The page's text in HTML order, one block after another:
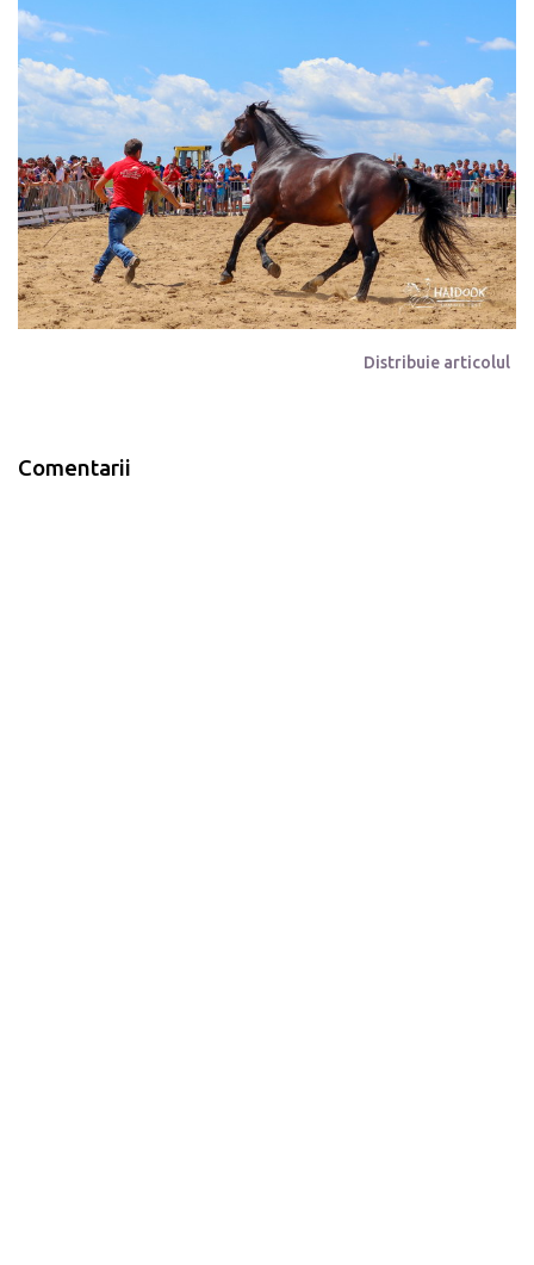
Distribuie articolul
Comentarii